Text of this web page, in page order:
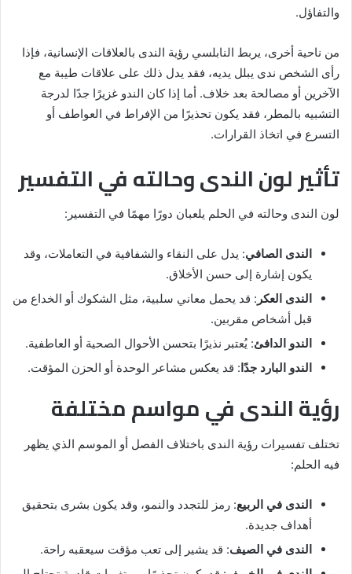
والتفاؤل.
من ناحية أخرى، يربط النابلسي رؤية الندى بالعلاقات الإنسانية، فإذا
رأى الشخص ندى يبلل يديه، فقد يدل ذلك على علاقات طيبة مع
الآخرين أو مصالحة بعد خلاف. أما إذا كان الندو غزيرًا جدًا لدرجة
التشبيه بالمطر، فقد يكون تحذيرًا من الإفراط في العواطف أو
التسرع في اتخاذ القرارات.
تأثير لون الندى وحالته في التفسير
لون الندى وحالته في الحلم يلعبان دورًا مهمًا في التفسير:
الندى الصافي: يدل على النقاء والشفافية في التعاملات، وقد
يكون إشارة إلى حسن الأخلاق.
الندى العكر : قد يحمل معاني سلبية، مثل الشكوك أو الخداع من
قبل أشخاص مقربين.
الندو الدافئ: يُعتبر نذيرًا بتحسن الأحوال الصحية أو العاطفية.
الندو البارد جدًا : قد يعكس مشاعر الوحدة أو الحزن المؤقت.
رؤية الندى في مواسم مختلفة
تختلف تفسيرات رؤية الندى باختلاف الفصل أو الموسم الذي يظهر
فيه الحلم:
الندى في الربيع: رمز للتجدد والنمو، وقد يكون بشرى بتحقيق
أهداف جديدة.
الندى في الصيف: قد يشير إلى تعب مؤقت سيعقبه راحة.